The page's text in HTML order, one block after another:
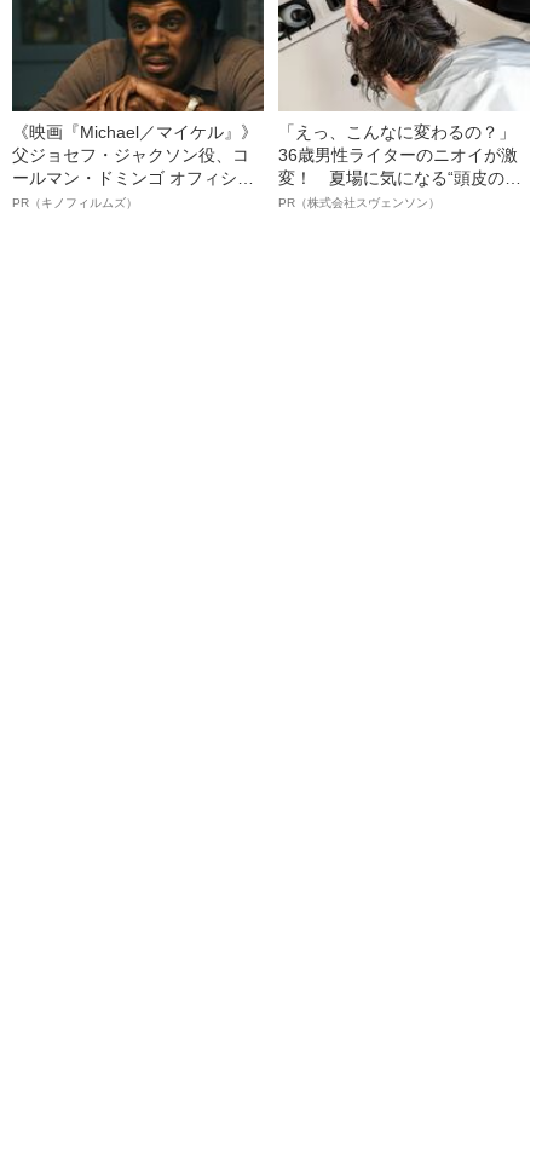
《映画『Michael／マイケル』》
父ジョセフ・ジャクソン役、コ
ールマン・ドミンゴ オフィシャ
ルインタビュー“観客を魅了した
PR（キノフィルムズ）
「えっ、こんなに変わるの？」
36歳男性ライターのニオイが激
変！ 夏場に気になる“頭皮のニ
オイ”や“ベタつき”を解消す
PR（株式会社スヴェンソン）